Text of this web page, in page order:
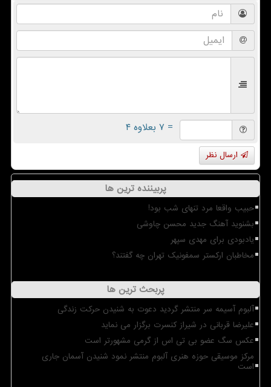
= ۷ بعلاوه ۴
ارسال نظر
پربیننده ترین ها
حبیب واقعا مرد تنهای شب بود!
بشنوید آهنگ جدید محسن چاوشی
یادبودی برای مهدی سپهر
مخاطبان ارکستر سمفونیک تهران چه گفتند؟
پربحث ترین ها
آلبوم آسیمه سر منتشر گردید دعوت به شنیدن حرکت زندگی
علیرضا قربانی در شیراز کنسرت برگزار می نماید
عکس سگ عضو بی تی اس از گرمی مشهورتر است
مرکز موسیقی حوزه هنری آلبوم منتشر نمود شنیدن آسمان جاری
است